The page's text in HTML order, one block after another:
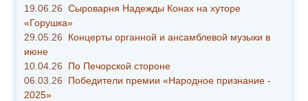
19.06.26 Сыроварня Надежды Конах на хуторе
«Горушка»
29.05.26 Концерты органной и ансамблевой музыки в
июне
10.04.26 По Печорской стороне
06.03.26 Победители премии «Народное признание -
2025»